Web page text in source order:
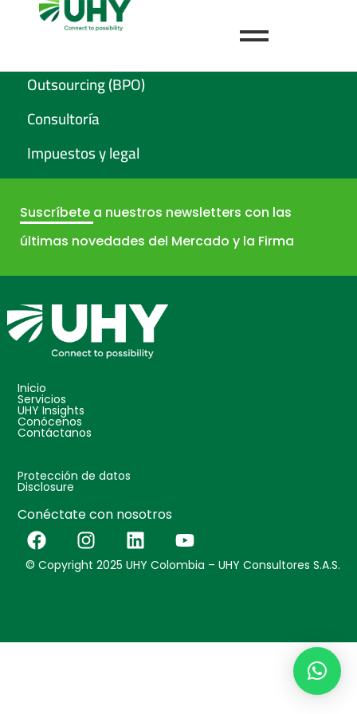
Servicios
Outsourcing (BPO)
Consultoría
Impuestos y legal
Suscríbete a nuestros newsletters con las
últimas novedades del Mercado y la Firma
Inicio
Servicios
UHY Insights
Conócenos
Contáctanos
Protección de datos
Disclosure
Conéctate con nosotros
© Copyright 2025 UHY Colombia – UHY Consultores S.A.S.